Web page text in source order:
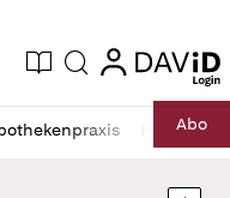
Ausgabe
Suche login
login
RechtAbo